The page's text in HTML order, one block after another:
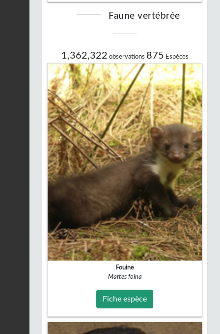
Faune vertébrée
1,362,322 observations 875 Espèces
Fouine
Martes foina
Fiche espèce